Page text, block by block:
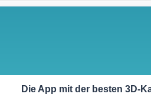
Die App mit der besten 3D-